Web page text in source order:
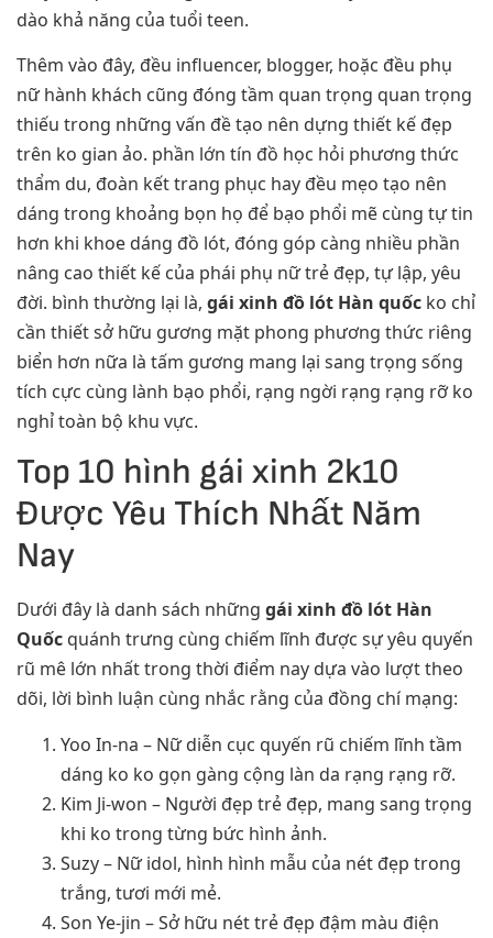
dào khả năng của tuổi teen.
Thêm vào đây, đều influencer, blogger, hoặc đều phụ
nữ hành khách cũng đóng tầm quan trọng quan trọng
thiếu trong những vấn đề tạo nên dựng thiết kế đẹp
trên ko gian ảo. phần lớn tín đồ học hỏi phương thức
thẩm du, đoàn kết trang phục hay đều mẹo tạo nên
dáng trong khoảng bọn họ để bạo phổi mẽ cùng tự tin
hơn khi khoe dáng đồ lót, đóng góp càng nhiều phần
nâng cao thiết kế của phái phụ nữ trẻ đẹp, tự lập, yêu
đời. bình thường lại là, gái xinh đồ lót Hàn quốc ko chỉ
cần thiết sở hữu gương mặt phong phương thức riêng
biển hơn nữa là tấm gương mang lại sang trọng sống
tích cực cùng lành bạo phổi, rạng ngời rạng rạng rỡ ko
nghỉ toàn bộ khu vực.
Top 10 hình gái xinh 2k10
Được Yêu Thích Nhất Năm
Nay
Dưới đây là danh sách những gái xinh đồ lót Hàn
Quốc quánh trưng cùng chiếm lĩnh được sự yêu quyến
rũ mê lớn nhất trong thời điểm nay dựa vào lượt theo
dõi, lời bình luận cùng nhắc rằng của đồng chí mạng:
Yoo In-na – Nữ diễn cục quyến rũ chiếm lĩnh tầm
dáng ko ko gọn gàng cộng làn da rạng rạng rỡ.
Kim Ji-won – Người đẹp trẻ đẹp, mang sang trọng
khi ko trong từng bức hình ảnh.
Suzy – Nữ idol, hình hình mẫu của nét đẹp trong
trắng, tươi mới mẻ.
Son Ye-jin – Sở hữu nét trẻ đẹp đậm màu điện